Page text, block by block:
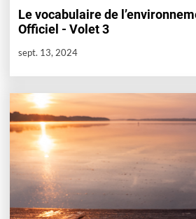
Le vocabulaire de
Officiel - Volet 3
sept. 13, 2024